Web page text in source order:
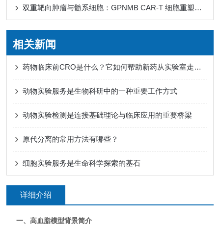
双重靶向肿瘤与髓系细胞：GPNMB CAR-T 细胞重塑免疫微环境
相关新闻
药物临床前CRO是什么？它如何帮助新药从实验室走向人体试验？
动物实验服务是生物科研中的一种重要工作方式
动物实验检测是连接基础理论与临床应用的重要桥梁
原代分离的常用方法有哪些？
细胞实验服务是生命科学探索的基石
详细介绍
一、高血脂模型背景简介